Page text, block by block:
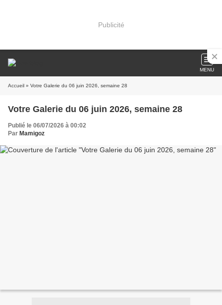
Publicité
MENU
Accueil » Votre Galerie du 06 juin 2026, semaine 28
Votre Galerie du 06 juin 2026, semaine 28
Publié le 06/07/2026 à 00:02
Par Mamigoz